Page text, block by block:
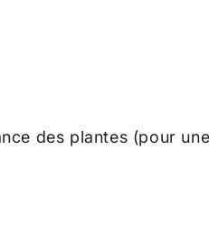
des plantes (pour